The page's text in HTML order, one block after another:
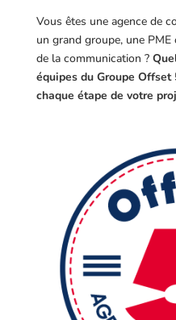
Vous êtes une agence de
un grand groupe, une
de la communication ?
équipes du Groupe Offset
chaque étape de votre